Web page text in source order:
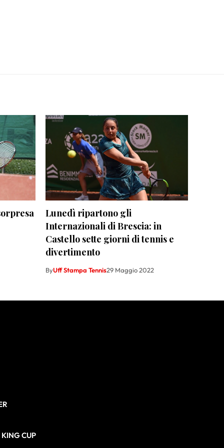
Lunedì ripartono gli
Internazionali di Brescia: in
Castello sette giorni di tennis e
divertimento
ByUff Stampa Tennis29 Maggio 2022
CUP